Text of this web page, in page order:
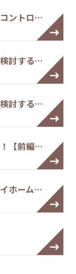
ントロ…
討する…
討する…
【前編…
ホーム…